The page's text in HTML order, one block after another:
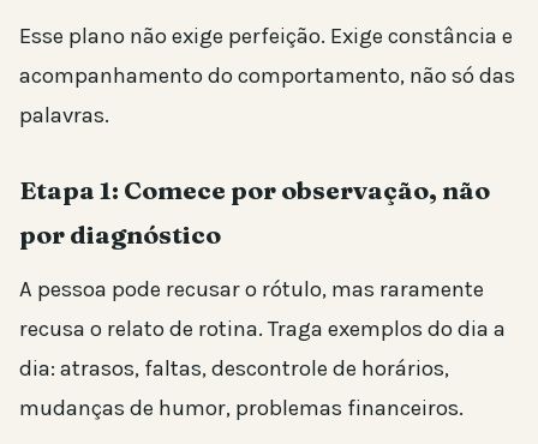
Esse plano não exige perfeição. Exige constância e
acompanhamento do comportamento, não só das
palavras.
Etapa 1: Comece por observação, não
por diagnóstico
A pessoa pode recusar o rótulo, mas raramente
recusa o relato de rotina. Traga exemplos do dia a
dia: atrasos, faltas, descontrole de horários,
mudanças de humor, problemas financeiros.